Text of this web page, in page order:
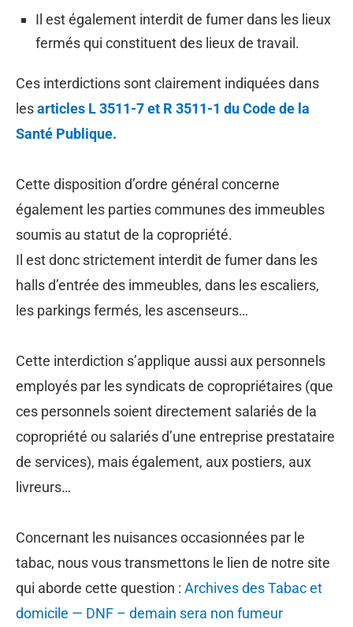
Il est également interdit de fumer dans les lieux
fermés qui constituent des lieux de travail.
Ces interdictions sont clairement indiquées dans
lesarticles L 3511-7 et R 3511-1 du Code de la
Santé Publique.
Cette disposition d’ordre général concerne
également les parties communes des immeubles
soumis au statut de la copropriété.
Il est donc strictement interdit de fumer dans les
halls d’entrée des immeubles, dans les escaliers,
les parkings fermés, les ascenseurs…
Cette interdiction s’applique aussi aux personnels
employés par les syndicats de copropriétaires (que
ces personnels soient directement salariés de la
copropriété ou salariés d’une entreprise prestataire
de services), mais également, aux postiers, aux
livreurs…
Concernant les nuisances occasionnées par le
tabac, nous vous transmettons le lien de notre site
qui aborde cette question : Archives des Tabac et
domicile — DNF – demain sera non fumeur